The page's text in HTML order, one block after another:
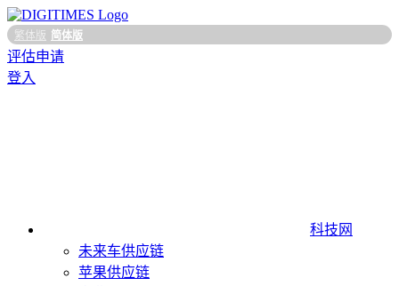
繁体版 简体版
评估申请
登入
科技网
未来车供应链
苹果供应链